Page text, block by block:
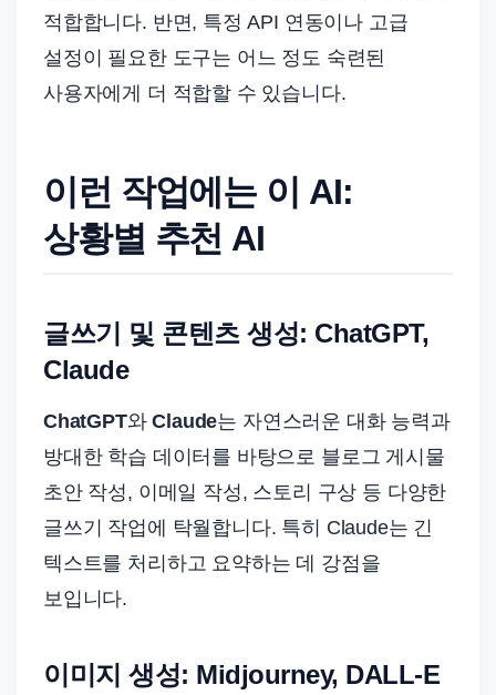
적합합니다. 반면, 특정 API 연동이나 고급
설정이 필요한 도구는 어느 정도 숙련된
사용자에게 더 적합할 수 있습니다.
이런 작업에는 이 AI:
상황별 추천 AI
글쓰기 및 콘텐츠 생성: ChatGPT,
Claude
ChatGPT와Claude는 자연스러운 대화 능력과
방대한 학습 데이터를 바탕으로 블로그 게시물
초안 작성, 이메일 작성, 스토리 구상 등 다양한
글쓰기 작업에 탁월합니다. 특히 Claude는 긴
텍스트를 처리하고 요약하는 데 강점을
보입니다.
이미지 생성: Midjourney, DALL-E